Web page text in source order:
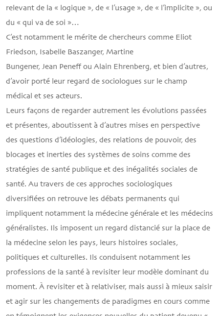
relevant de la « logique », de « l’usage », de « l’implicite », ou
du « qui va de soi »…
C’est notamment le mérite de chercheurs comme Eliot
Friedson, Isabelle Baszanger, Martine
Bungener, Jean Peneff ou Alain Ehrenberg, et bien d’autres,
d’avoir porté leur regard de sociologues sur le champ
médical et ses acteurs.
Leurs façons de regarder autrement les évolutions passées
et présentes, aboutissent à d’autres mises en perspective
des questions d’idéologies, des relations de pouvoir, des
blocages et inerties des systèmes de soins comme des
stratégies de santé publique et des inégalités sociales de
santé. Au travers de ces approches sociologiques
diversiﬁées on retrouve les débats permanents qui
impliquent notamment la médecine générale et les médecins
généralistes. Ils imposent un regard distancié sur la place de
la médecine selon les pays, leurs histoires sociales,
politiques et culturelles. Ils conduisent notamment les
professions de la santé à revisiter leur modèle dominant du
moment. À revisiter et à relativiser, mais aussi à mieux saisir
et agir sur les changements de paradigmes en cours comme